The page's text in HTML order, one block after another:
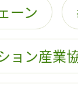
ーン
ョン産業